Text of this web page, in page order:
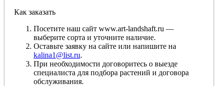
Как заказать
Посетите наш сайт www.art-landshaft.ru —
выберите сорта и уточните наличие.
Оставьте заявку на сайте или напишите на
kalina1@list.ru.
При необходимости договоритесь о выезде
специалиста для подбора растений и договора
обслуживания.